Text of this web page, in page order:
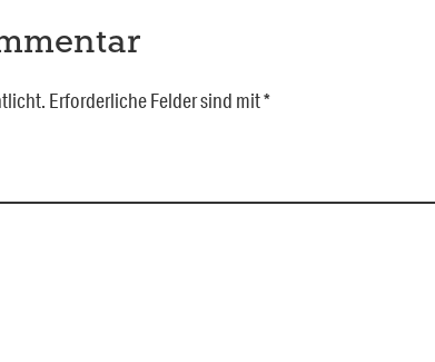
Erforderliche Felder sind mit*